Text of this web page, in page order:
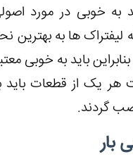
به خوبی در مورد
ها به بهترین
باید به خوبی
هر یک از قطعات باید
گردند.